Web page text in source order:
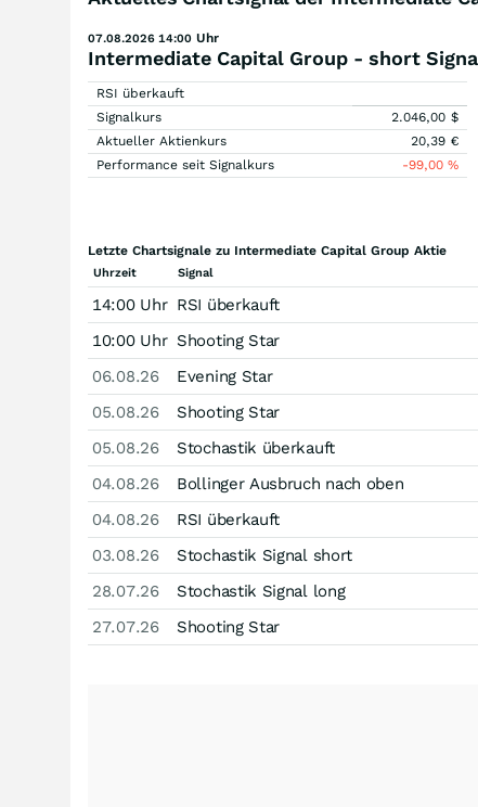
07.08.2026 14:00 Uhr
Intermediate Capital Group - short
RSI überkauft
Signalkurs
2.046,00 $
Aktueller Aktienkurs
20,39 €
Performance seit Signalkurs
-99,00 %
Letzte Chartsignale zu Intermediate Capital Group Aktie
Uhrzeit Signal
14:00 Uhr RSI überkauft
10:00 Uhr Shooting Star
06.08.26
Evening Star
05.08.26
Shooting Star
05.08.26
Stochastik überkauft
04.08.26
Bollinger Ausbruch nach oben
04.08.26
RSI überkauft
03.08.26
Stochastik Signal short
28.07.26
Stochastik Signal long
27.07.26
Shooting Star